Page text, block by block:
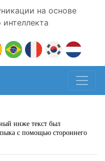
на основе
интеллекта
ниже текст был
с помощью стороннего